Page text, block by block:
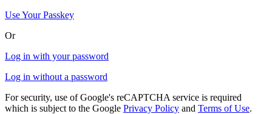
Use Your Passkey
Or
Log in with your password
Log in without a password
For security, use of Google's reCAPTCHA service is required
which is subject to the Google Privacy Policy and Terms of Use.